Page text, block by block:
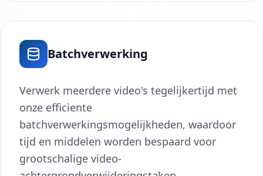
Batchverwerking
Verwerk meerdere video's tegelijkertijd met
onze efficiente
batchverwerkingsmogelijkheden, waardoor
tijd en middelen worden bespaard voor
grootschalige video-